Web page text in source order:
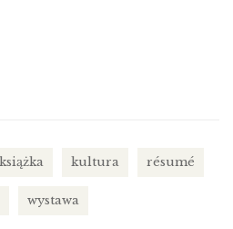
książka kultura résumé
wystawa